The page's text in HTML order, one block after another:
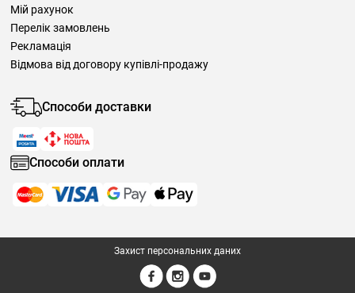
Мій рахунок
Перелік замовлень
Рекламація
Відмова від договору купівлі-продажу
Способи доставки
Способи оплати
Захист персональних даних